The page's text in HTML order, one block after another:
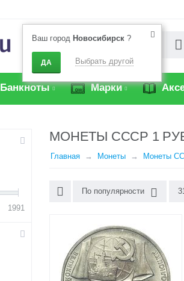
Ваш город Новосибирск ?
ДА Выбрать другой
Банкноты Марки
МОНЕТЫ СССР 1
Главная Монеты Монеты
По популярности
1991